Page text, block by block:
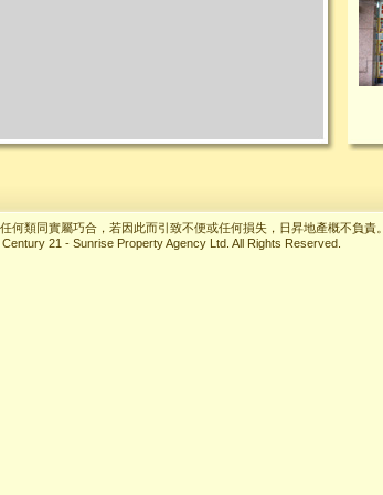
何類同實屬巧合，若因此而引致不便或任何損失，日昇地產概不負責。
21 - Sunrise Property Agency Ltd. All Rights Reserved.